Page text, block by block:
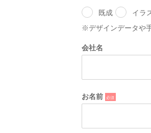
既成
イラ
※デザインデータや
会社名
お名前
*